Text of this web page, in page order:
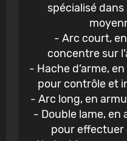
spécialisé
- Arc court,
concentre sur
- Hache d’arme,
pour contrôle et
- Arc long, en
- Double lame, en
pour effectuer